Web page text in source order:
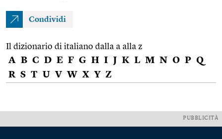
Condividi
Il dizionario di italiano dalla a alla z
A B C D E F G H I J K L M N O P Q
R S T U V W X Y Z
PUBBLICITÀ